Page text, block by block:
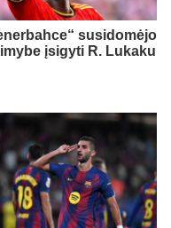
susidomėjo
įsigyti R. Lukaku